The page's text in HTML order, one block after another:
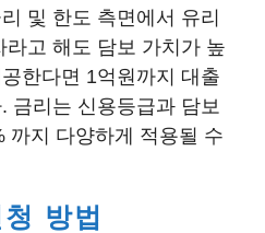
및 한도 측면에서 유리
고 해도 담보 가치가 높
한다면 1억원까지 대출
금리는 신용등급과 담보
까지 다양하게 적용될 수
방법